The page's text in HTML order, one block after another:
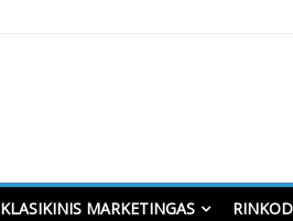
KLASIKINIS MARKETINGAS